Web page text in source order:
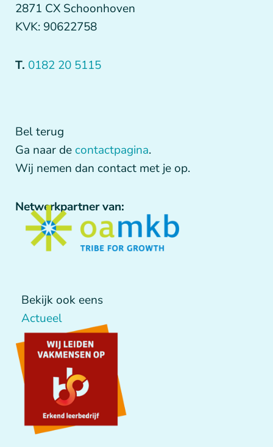
2871 CX Schoonhoven
KVK: 90622758
T. 0182 20 5115
Bel terug
Ga naar de contactpagina.
Wij nemen dan contact met je op.
Netwerkpartner van:
Bekijk ook eens
Actueel